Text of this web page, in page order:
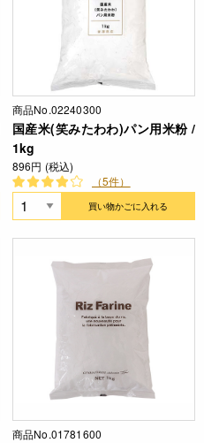
商品No.02240300
国産米(笑みたわわ)パン用米粉 /
1kg
896円 (税込)
（5件）
買い物かごに入れる
商品No.01781600